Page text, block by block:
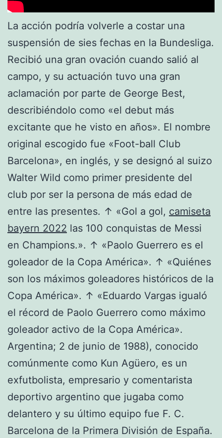
La acción podría volverle a costar una
suspensión de sies fechas en la Bundesliga.
Recibió una gran ovación cuando salió al
campo, y su actuación tuvo una gran
aclamación por parte de George Best,
describiéndolo como «el debut más
excitante que he visto en años». El nombre
original escogido fue «Foot-ball Club
Barcelona», en inglés, y se designó al suizo
Walter Wild como primer presidente del
club por ser la persona de más edad de
entre las presentes. ↑ «Gol a gol, camiseta
bayern 2022 las 100 conquistas de Messi
en Champions.». ↑ «Paolo Guerrero es el
goleador de la Copa América». ↑ «Quiénes
son los máximos goleadores históricos de la
Copa América». ↑ «Eduardo Vargas igualó
el récord de Paolo Guerrero como máximo
goleador activo de la Copa América».
Argentina; 2 de junio de 1988), conocido
comúnmente como Kun Agüero, es un
exfutbolista, empresario y comentarista
deportivo argentino que jugaba como
delantero y su último equipo fue F. C.
Barcelona de la Primera División de España.